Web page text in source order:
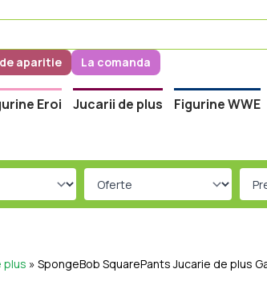
aparitie La comanda
Eroi Jucarii de plus Figurine WWE
plus »SpongeBob SquarePants Jucarie de plus